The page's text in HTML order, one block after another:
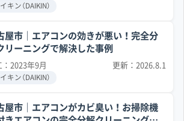
キン（DAIKIN）
屋市｜エアコンの効きが悪い！完全分
リーニングで解決した事例
2023年9月 更新：2026.8.1
キン（DAIKIN）
屋市｜エアコンがカビ臭い！お掃除機